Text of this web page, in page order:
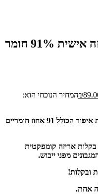
מגבונים להסרת איפור אריזה אישית 91% חומר
₪המחיר הנוכחי הוא:
מבצע באתר שיפינג פריי למגבונים להסרת איפור הכולל 91 אחוז חומריים
בקלות אריזה קומפקטית
מפני ייבוש.
ובקלות!